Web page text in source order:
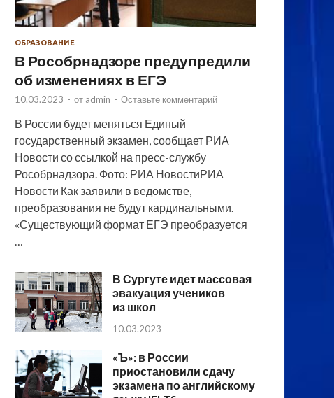
ОБРАЗОВАНИЕ
В Рособрнадзоре предупредили
об изменениях в ЕГЭ
10.03.2023 - от admin - Оставьте комментарий
В России будет меняться Единый
государственный экзамен, сообщает РИА
Новости со ссылкой на пресс-службу
Рособрнадзора. Фото: РИА НовостиРИА
Новости Как заявили в ведомстве,
преобразования не будут кардинальными.
«Существующий формат ЕГЭ преобразуется
В Сургуте идет массовая
эвакуация учеников
из школ
10.03.2023
«Ъ»: в России
приостановили сдачу
экзамена по английскому